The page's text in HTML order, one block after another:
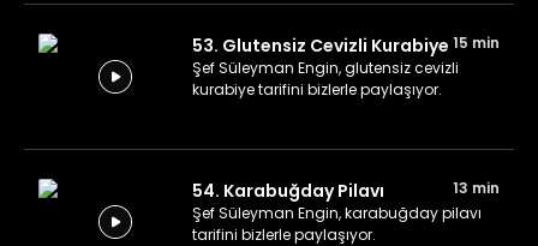
53. Glutensiz Cevizli Kurabiye 15 min
Şef Süleyman Engin, glutensiz cevizli
kurabiye tarifini bizlerle paylaşıyor.
54. Karabuğday Pilavı
13 min
Şef Süleyman Engin, karabuğday pilavı
tarifini bizlerle paylaşıyor.